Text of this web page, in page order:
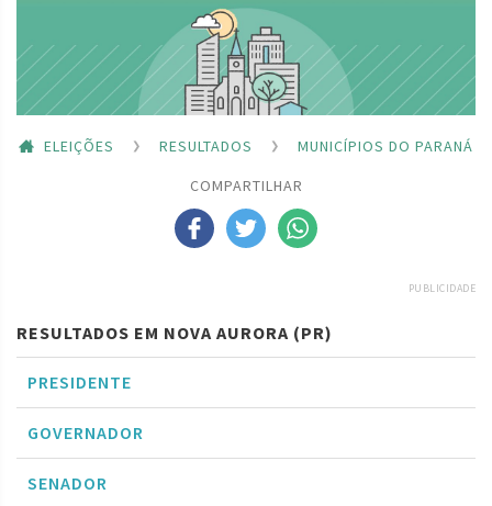
ELEIÇÕES RESULTADOS
MUNICÍPIOS DO PARANÁ
COMPARTILHAR
PUBLICIDADE
RESULTADOS EM NOVA AURORA (PR)
PRESIDENTE
GOVERNADOR
SENADOR